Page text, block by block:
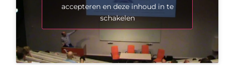
accepteren en deze inhoud in te
schakelen